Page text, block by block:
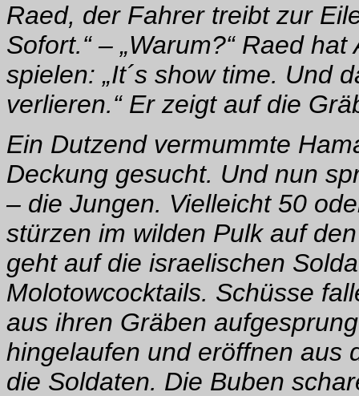
Raed, der Fahrer treibt zur
Sofort.“ – „Warum?“ Raed
spielen: „It´s show time. Und
verlieren.“ Er zeigt auf die
Ein Dutzend vermummte
Deckung gesucht. Und nun
– die Jungen. Vielleicht 50
stürzen im wilden Pulk auf
geht auf die israelischen
Molotowcocktails. Schüsse
aus ihren Gräben
hingelaufen und eröffnen aus
die Soldaten. Die Buben